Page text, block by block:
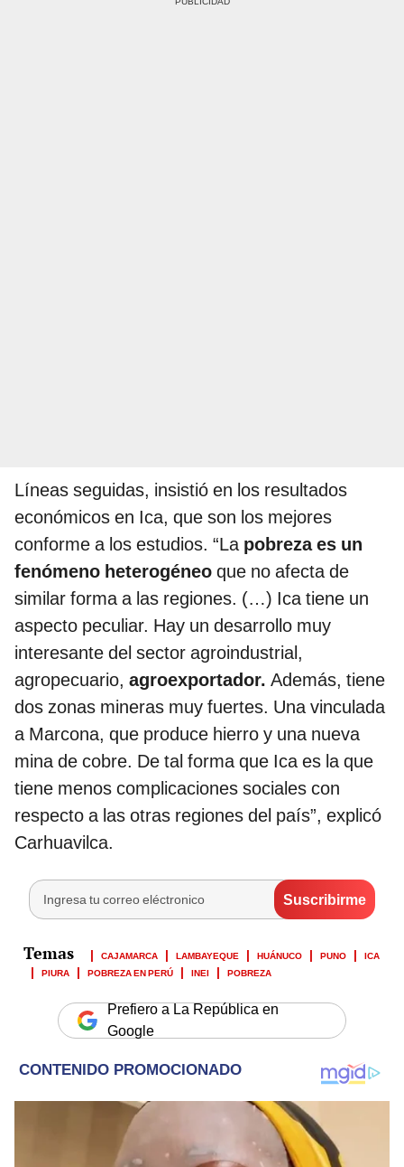
Líneas seguidas, insistió en los resultados
económicos en Ica, que son los mejores
conforme a los estudios. “Lapobreza es un
fenómeno heterogéneo que no afecta de
similar forma a las regiones. (…) Ica tiene un
aspecto peculiar. Hay un desarrollo muy
interesante del sector agroindustrial,
agropecuario, agroexportador. Además, tiene
dos zonas mineras muy fuertes. Una vinculada
a Marcona, que produce hierro y una nueva
mina de cobre. De tal forma que Ica es la que
tiene menos complicaciones sociales con
respecto a las otras regiones del país”, explicó
Carhuavilca.
CAJAMARCA LAMBAYEQUE HUÁNUCO PUNO
ICA
PIURA
POBREZA EN PERÚ INEI POBREZA
Prefiero a La República en
Google